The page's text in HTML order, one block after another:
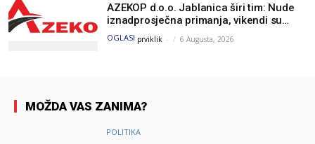
AZEKOP d.o.o. Jablanica širi tim: Nude
iznadprosječna primanja, vikendi su
slobodni, traži se više radnika
OGLASI prviklik - 6 Augusta, 2026
MOŽDA VAS ZANIMA?
POLITIKA